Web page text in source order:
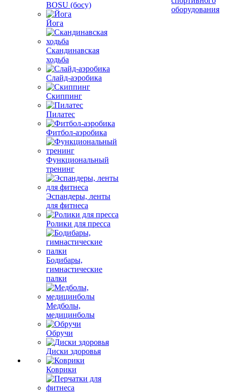
BOSU (босу)
Йога
Скандинавская
ходьба
Слайд-аэробика
Скиппинг
Пилатес
Фитбол-аэробика
Функциональный
тренинг
Эспандеры, ленты
для фитнеса
Ролики для пресса
Бодибары,
гимнастические
палки
Медболы,
медицинболы
Обручи
Диски здоровья
Коврики
оборудования